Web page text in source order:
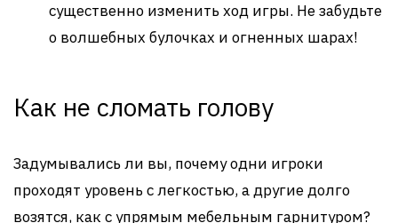
существенно изменить ход игры. Не забудьте
о волшебных булочках и огненных шарах!
Как не сломать голову
Задумывались ли вы, почему одни игроки
проходят уровень с легкостью, а другие долго
возятся, как с упрямым мебельным гарнитуром?